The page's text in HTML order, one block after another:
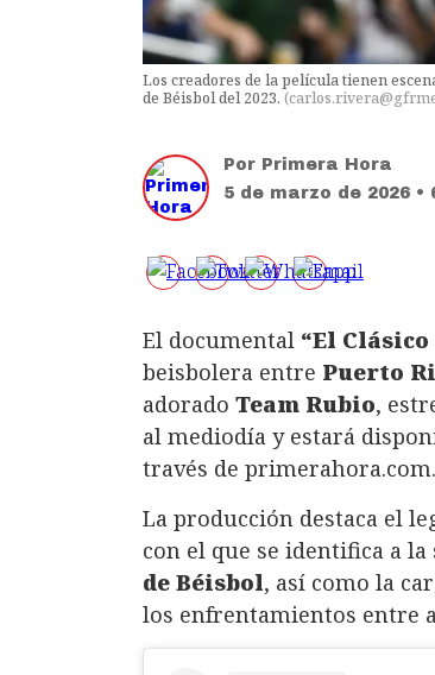
Los creadores de la película tienen
de Béisbol del 2023. (
Por Primera Hora
5 de marzo de 2026 •
El documental “El
beisbolera entre Puerto
adorado Team Rubio,
al mediodía y estará
través de primerahora.com.
La producción destaca el
con el que se identifica a
de Béisbol, así como la
los enfrentamientos entre